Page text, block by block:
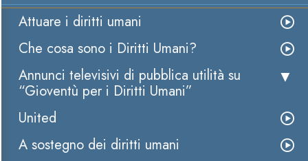
Attuare i diritti umani
Che cosa sono i Diritti Umani?
Annunci televisivi di pubblica utilità su
“Gioventù per i Diritti Umani”
United
A sostegno dei diritti umani